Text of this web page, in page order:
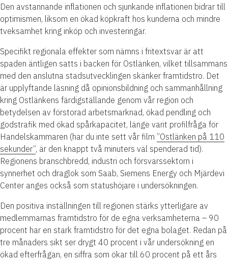
Den avstannande inflationen och sjunkande inflationen bidrar till
optimismen, liksom en ökad köpkraft hos kunderna och mindre
tveksamhet kring inköp och investeringar.
Specifikt regionala effekter som nämns i fritextsvar är att
spaden äntligen satts i backen för Ostlänken, vilket tillsammans
med den anslutna stadsutvecklingen skänker framtidstro. Det
är upplyftande läsning då opinionsbildning och sammanhållning
kring Ostlänkens färdigställande genom vår region och
betydelsen av förstorad arbetsmarknad, ökad pendling och
godstrafik med ökad spårkapacitet, länge varit profilfråga för
Handelskammaren (har du inte sett vår film ”Ostlänken på 110
sekunder”, är den knappt två minuters väl spenderad tid).
Regionens branschbredd, industri och försvarssektorn i
synnerhet och draglok som Saab, Siemens Energy och Mjärdevi
Center anges också som statushöjare i undersökningen.
Den positiva inställningen till regionen stärks ytterligare av
medlemmarnas framtidstro för de egna verksamheterna – 90
procent har en stark framtidstro för det egna bolaget. Redan på
tre månaders sikt ser drygt 40 procent i vår undersökning en
ökad efterfrågan, en siffra som ökar till 60 procent på ett års